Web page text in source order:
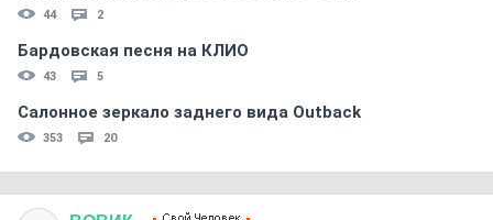
44 2
Бардовская песня на КЛИО
43 5
Салонное зеркало заднего вида Outback
353 20